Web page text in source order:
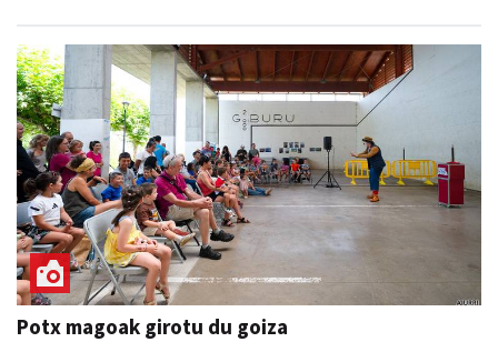
Potx magoak girotu du goiza